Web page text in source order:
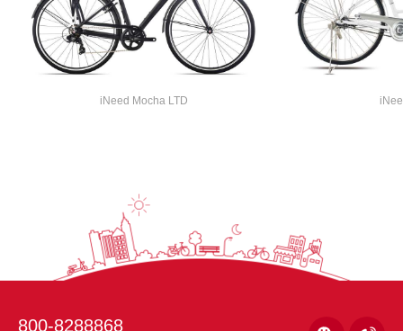
iNeed Mocha LTD
800-8288868